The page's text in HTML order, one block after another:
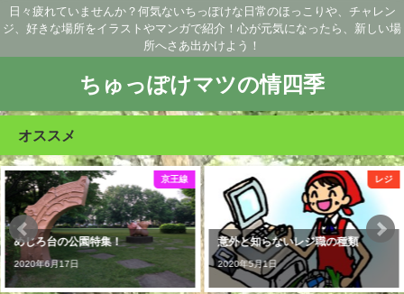
日々疲れていませんか？何気ないちっぽけな日常のほっこりや、チャレン
ジ、好きな場所をイラストやマンガで紹介！心が元気になったら、新しい場
所へさあ出かけよう！
ちゅっぽけマツの情四季
オススメ
レジ
意外と知らないレジ職の種類
2020年5月1日
マンガ
休日の過ごし方（4コマ漫画）
2020年5月8日